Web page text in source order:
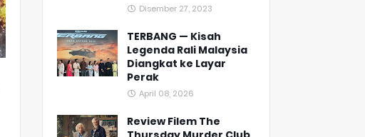
Disember 27, 2023
TERBANG — Kisah
Legenda Rali Malaysia
Diangkat ke Layar
Perak
April 08, 2026
Review Filem The